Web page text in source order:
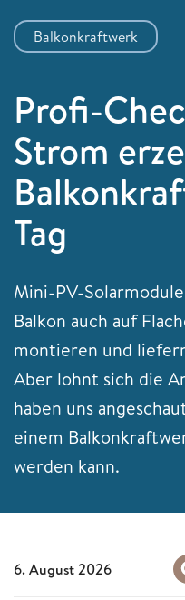
Balkonkraftwerk
Profi-
Strom
Tag
Mini-PV-
Balkon auch auf
montieren und
Aber lohnt sich die
haben uns
einem
werden kann.
6. August 2026